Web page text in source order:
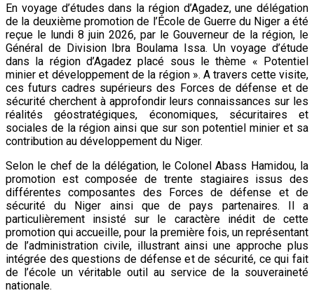
En voyage d’études dans la région d’Agadez, une délégation
de la deuxième promotion de l’École de Guerre du Niger a été
reçue le lundi 8 juin 2026, par le Gouverneur de la région, le
Général de Division Ibra Boulama Issa. Un voyage d’étude
dans la région d’Agadez placé sous le thème « Potentiel
minier et développement de la région ». A travers cette visite,
ces futurs cadres supérieurs des Forces de défense et de
sécurité cherchent à approfondir leurs connaissances sur les
réalités géostratégiques, économiques, sécuritaires et
sociales de la région ainsi que sur son potentiel minier et sa
contribution au développement du Niger.
Selon le chef de la délégation, le Colonel Abass Hamidou, la
promotion est composée de trente stagiaires issus des
différentes composantes des Forces de défense et de
sécurité du Niger ainsi que de pays partenaires. Il a
particulièrement insisté sur le caractère inédit de cette
promotion qui accueille, pour la première fois, un représentant
de l’administration civile, illustrant ainsi une approche plus
intégrée des questions de défense et de sécurité, ce qui fait
de l’école un véritable outil au service de la souveraineté
nationale.